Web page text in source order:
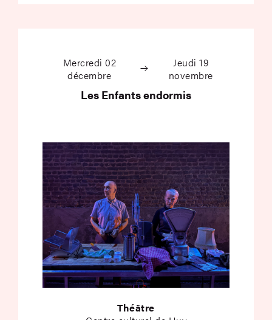
Mercredi 02
décembre
Jeudi 19
novembre
Les Enfants endormis
Théâtre